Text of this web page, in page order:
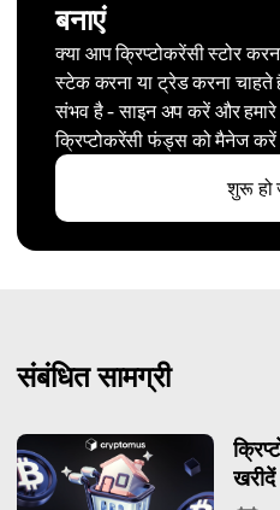
बनाएं
क्या आप क्रिप्टोकरेंसी स्टोर
स्टेक करना या ट्रेड करना
संभव है - साइन अप करें और
क्रिप्टोकरेंसी फंड्स को मैनेज
शुरू हो
संबंधित सामग्री
खरीदें